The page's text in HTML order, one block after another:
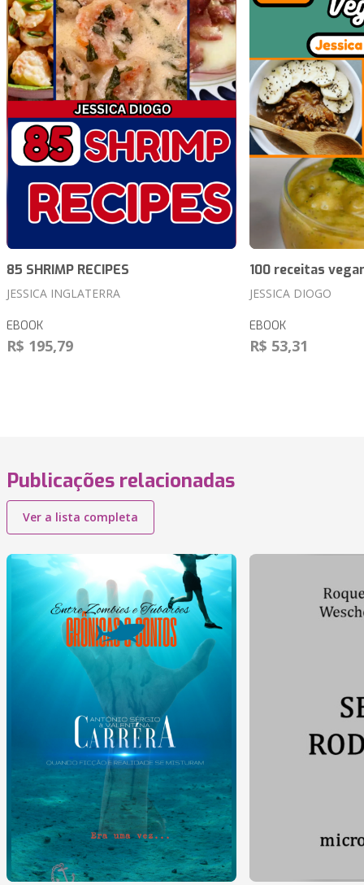
85 SHRIMP RECIPES
JESSICA INGLATERRA
EBOOK
R$ 195,79
100 receitas
JESSICA DIOGO
EBOOK
R$ 53,31
Publicações relacionadas
Ver a lista completa